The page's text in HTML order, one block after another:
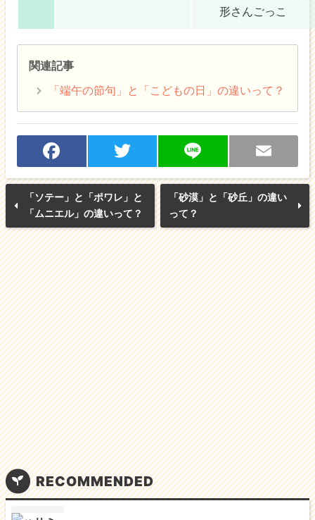
形さんごっこ
関連記事
「端午の節句」と「こどもの日」の違いって？
F
a
c
e
b
o
o
k
T
w
itt
er
Li
n
e
E
m
l
「ソテー」と「ポワレ」と
「ムニエル」の違いって？
「砂漠」と「砂丘」の違い
って？
RECOMMENDED